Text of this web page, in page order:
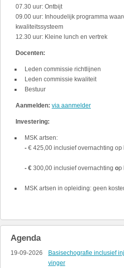
07.30 uur: Ontbijt
09.00 uur: Inhoudelijk programma
kwaliteitssysteem
12.30 uur: Kleine lunch en vertrek
Docenten:
Leden commissie richtlijnen
Leden commissie kwaliteit
Bestuur
Aanmelden: via aanmelder
Investering:
MSK artsen:
- € 425,00 inclusief overnachting op
- € 300,00 inclusief overnachting op
MSK artsen in opleiding: geen
Agenda
19-09-2026
Basisechografie inclusief
vinger